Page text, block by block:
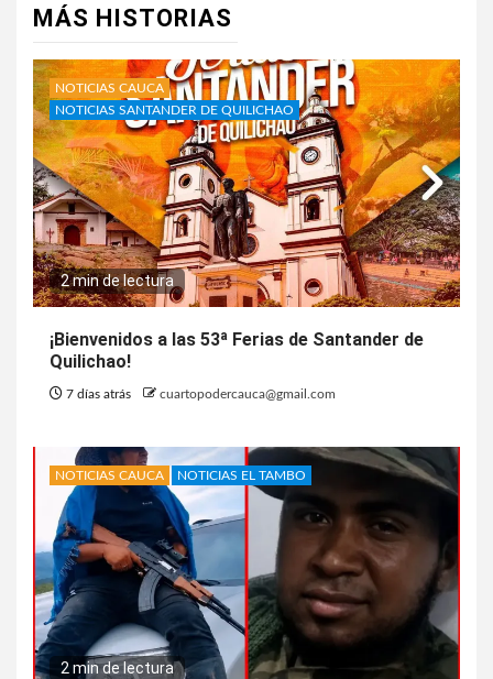
MÁS HISTORIAS
NOTICIAS CAUCA
NOTICIAS SANTANDER DE QUILICHAO
2 min de lectura
¡Bienvenidos a las 53ª Ferias de Santander de
Quilichao!
7 días atrás cuartopodercauca@gmail.com
NOTICIAS CAUCA NOTICIAS EL TAMBO
2 min de lectura